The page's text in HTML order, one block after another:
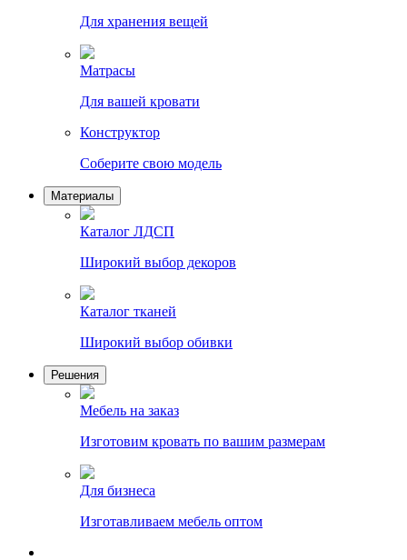
Для хранения вещей
Матрасы
Для вашей кровати
Конструктор
Соберите свою модель
Материалы
Каталог ЛДСП
Широкий выбор декоров
Каталог тканей
Широкий выбор обивки
Решения
Мебель на заказ
Изготовим кровать по вашим размерам
Для бизнеса
Изготавливаем мебель оптом